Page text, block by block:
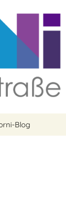
Blog